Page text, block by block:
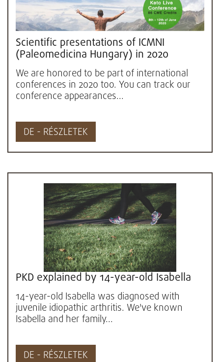
Scientific presentations of ICMNI
(Paleomedicina Hungary) in 2020
We are honored to be part of international
conferences in 2020 too. You can track our
conference appearances...
DE - RÉSZLETEK
PKD explained by 14-year-old Isabella
14-year-old Isabella was diagnosed with
juvenile idiopathic arthritis. We've known
Isabella and her family...
DE - RÉSZLETEK